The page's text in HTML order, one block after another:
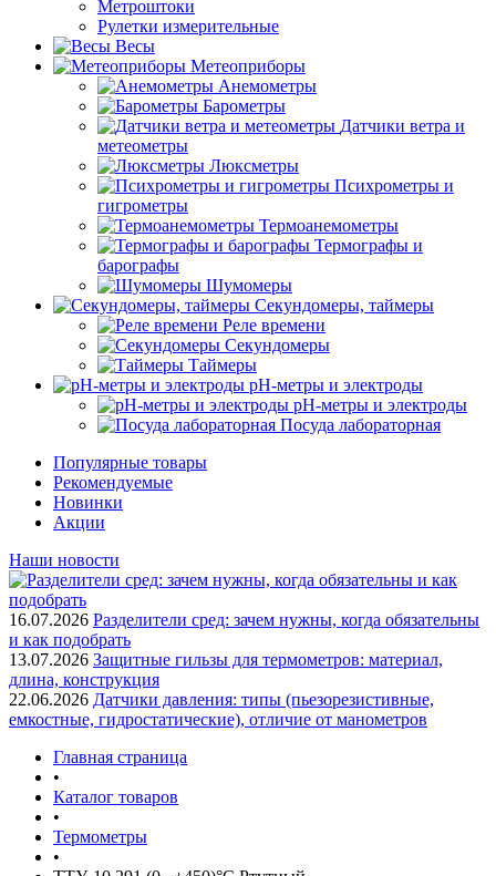
Метроштоки
Рулетки измерительные
Весы
Метеоприборы
Анемометры
Барометры
Датчики ветра и
метеометры
Люксметры
Психрометры и
гигрометры
Термоанемометры
Термографы и
барографы
Шумомеры
Секундомеры, таймеры
Реле времени
Секундомеры
Таймеры
pH-метры и электроды
pH-метры и электроды
Посуда лабораторная
Популярные товары
Рекомендуемые
Новинки
Акции
Наши новости
16.07.2026 Разделители сред: зачем нужны, когда обязательны
и как подобрать
13.07.2026 Защитные гильзы для термометров: материал,
длина, конструкция
22.06.2026 Датчики давления: типы (пьезорезистивные,
емкостные, гидростатические), отличие от манометров
Главная страница
•
Каталог товаров
•
Термометры
•